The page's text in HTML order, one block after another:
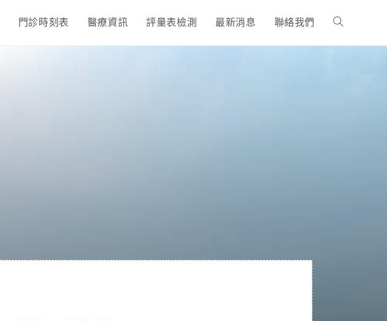
門診時刻表 醫療資訊 評量表檢測 最新消息 聯絡我們